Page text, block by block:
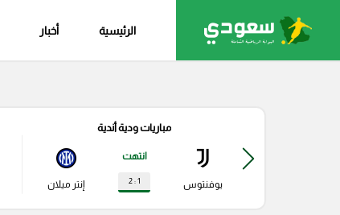
الرئيسية أخبار
مباريات ودية أندية
يوفنتوس
انتهت
1 : 2 إنتر ميلان